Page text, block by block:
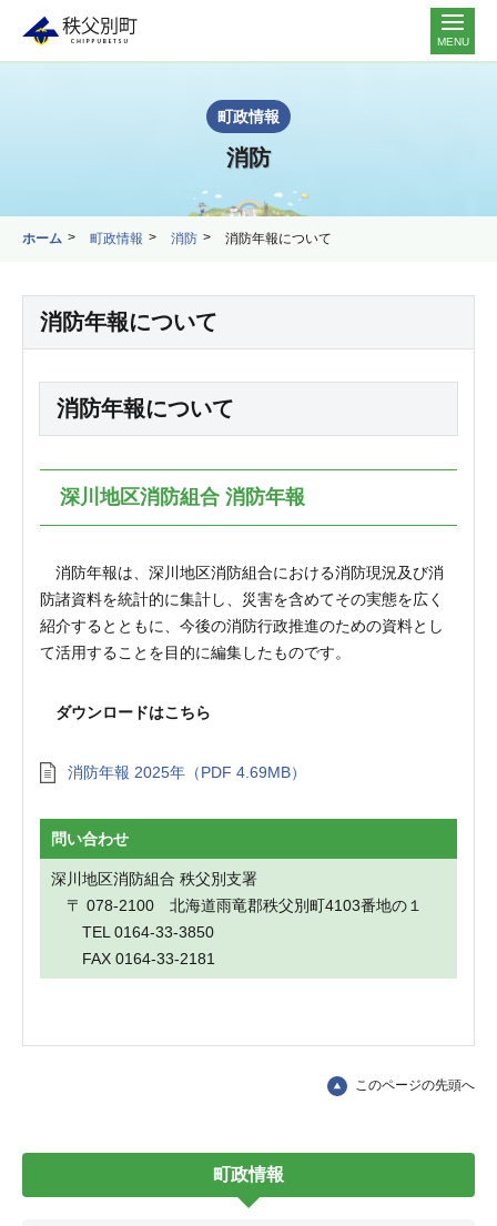
MENU
町政情報
消防
ホーム 町政情報 消防 消防年報について
消防年報について
消防年報について
深川地区消防組合 消防年報
消防年報は、深川地区消防組合における消防現況及び消
防諸資料を統計的に集計し、災害を含めてその実態を広く
紹介するとともに、今後の消防行政推進のための資料とし
て活用することを目的に編集したものです。
ダウンロードはこちら
消防年報 2025年（PDF 4.69MB）
問い合わせ
深川地区消防組合 秩父別支署
〒 078-2100 北海道雨竜郡秩父別町4103番地の１
TEL 0164-33-3850
FAX 0164-33-2181
このページの先頭へ
町政情報